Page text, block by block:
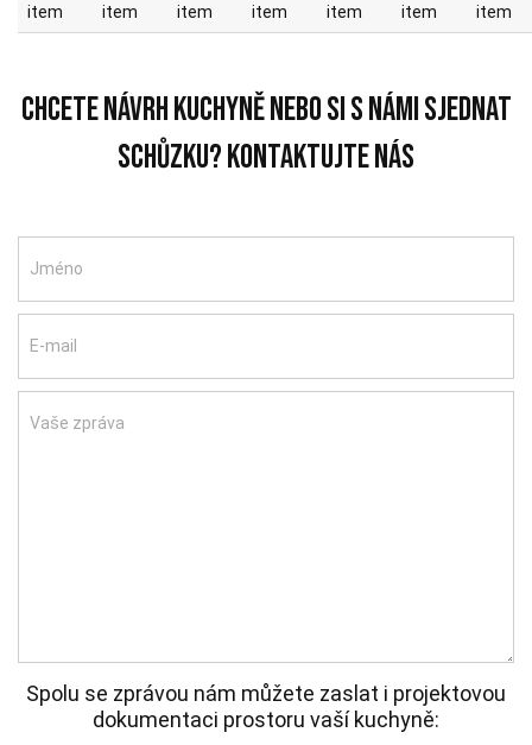
item
item
item
item
item
item
item
chcete návrh kuchyně nebo si s námi sjednat
schůzku? Kontaktujte nás
Jméno
E-mail
Vaše zpráva
Spolu se zprávou nám můžete zaslat i projektovou
dokumentaci prostoru vaší kuchyně: